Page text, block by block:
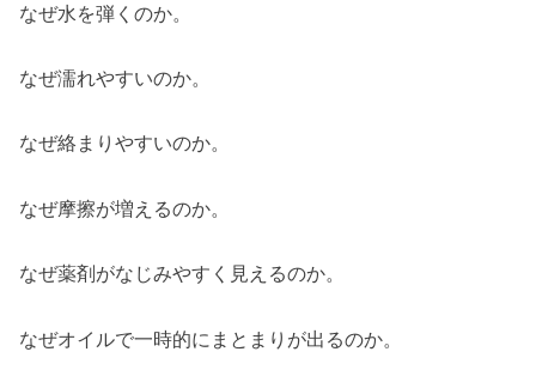
なぜ水を弾くのか。
なぜ濡れやすいのか。
なぜ絡まりやすいのか。
なぜ摩擦が増えるのか。
なぜ薬剤がなじみやすく見えるのか。
なぜオイルで一時的にまとまりが出るのか。